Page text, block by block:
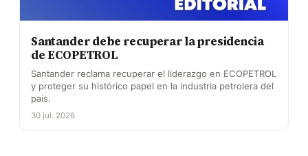
Santander debe recuperar la presidencia
de ECOPETROL
Santander reclama recuperar el liderazgo en ECOPETROL
y proteger su histórico papel en la industria petrolera del
país.
30 jul. 2026